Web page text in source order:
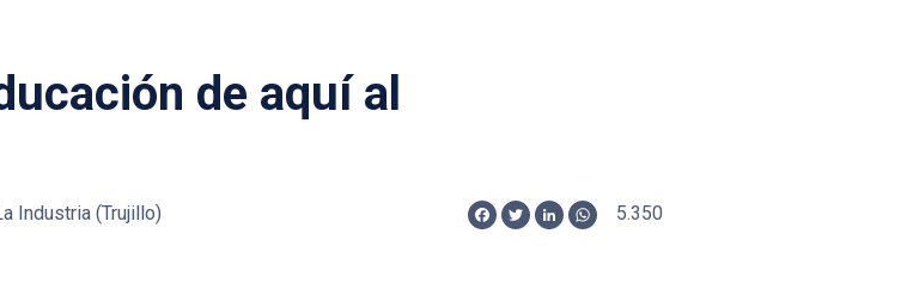
de aquí al
Industria (Trujillo)
Facebook
TwitterLinkedInWhatsApp
5.350